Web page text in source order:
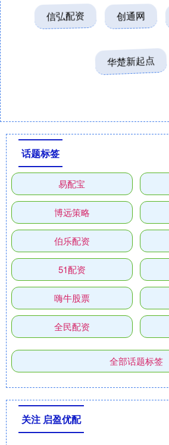
信弘配资 创通网
华楚新起点
话题标签
易配宝
博远策略
伯乐配资
51配资
嗨牛股票
全民配资
全部话题标签
关注 启盈优配